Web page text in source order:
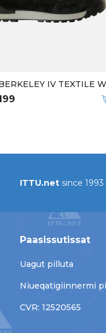
IV TEXTILE
ITTU.net since 1993
Paasissutissat
Uagut pilluta
Niueqatigiinnermi
CVR: 12520565